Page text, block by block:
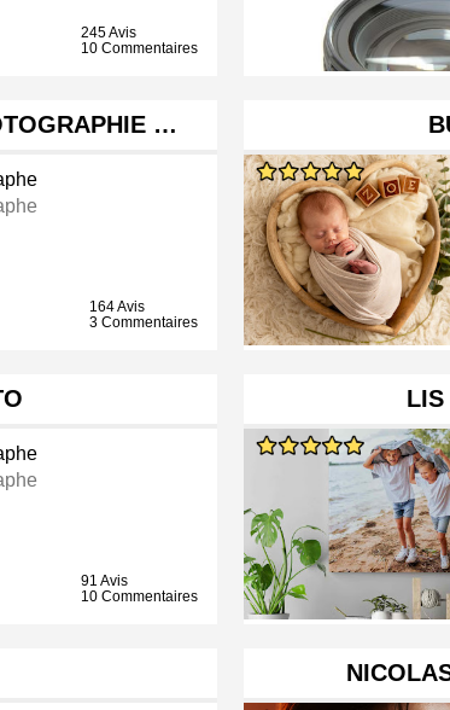
245 Avis
10 Commentaires
…
164 Avis
3 Commentaires
91 Avis
10 Commentaires
LIS